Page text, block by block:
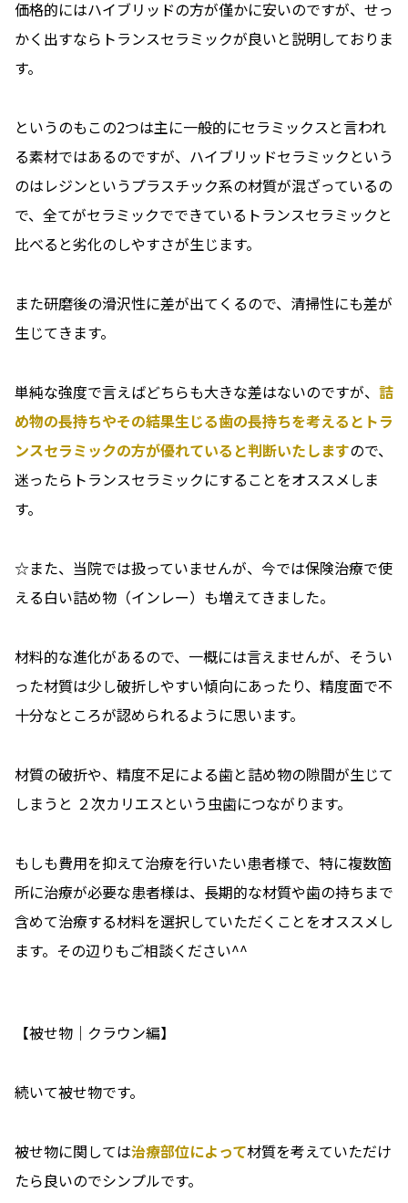
価格的にはハイブリッドの方が僅かに安いのですが、せっ
かく出すならトランスセラミックが良いと説明しておりま
す。
というのもこの2つは主に一般的にセラミックスと言われ
る素材ではあるのですが、ハイブリッドセラミックという
のはレジンというプラスチック系の材質が混ざっているの
で、全てがセラミックでできているトランスセラミックと
比べると劣化のしやすさが生じます。
また研磨後の滑沢性に差が出てくるので、清掃性にも差が
生じてきます。
単純な強度で言えばどちらも大きな差はないのですが、 詰
め物の長持ちやその結果生じる歯の長持ちを考えるとトラ
ンスセラミックの方が優れていると判断いたしますので、
迷ったらトランスセラミックにすることをオススメしま
す。
☆また、当院では扱っていませんが、今では保険治療で使
える白い詰め物（インレー）も増えてきました。
材料的な進化があるので、一概には言えませんが、そうい
った材質は少し破折しやすい傾向にあったり、精度面で不
十分なところが認められるように思います。
材質の破折や、精度不足による歯と詰め物の隙間が生じて
しまうと ２次カリエスという虫歯につながります。
もしも費用を抑えて治療を行いたい患者様で、特に複数箇
所に治療が必要な患者様は、長期的な材質や歯の持ちまで
含めて治療する材料を選択していただくことをオススメし
ます。その辺りもご相談ください^^
【被せ物｜クラウン編】
続いて被せ物です。
被せ物に関しては治療部位によって材質を考えていただけ
たら良いのでシンプルです。